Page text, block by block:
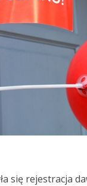
się rejestracja